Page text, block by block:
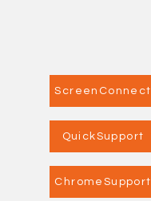
ScreenConnect
QuickSupport
ChromeSupport